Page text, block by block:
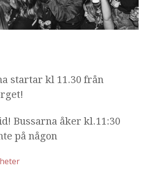
startar kl 11.30 från
Bussarna åker kl.11:30
på någon